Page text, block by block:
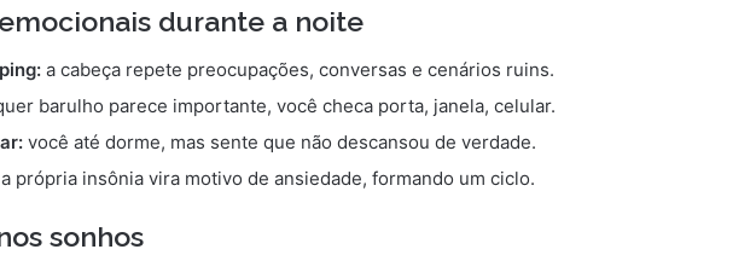
durante a noite
a cabeça repete preocupações, conversas e cenários ruins.
barulho parece importante, você checa porta, janela, celular.
você até dorme, mas sente que não descansou de verdade.
a própria insônia vira motivo de ansiedade, formando um ciclo.
sonhos